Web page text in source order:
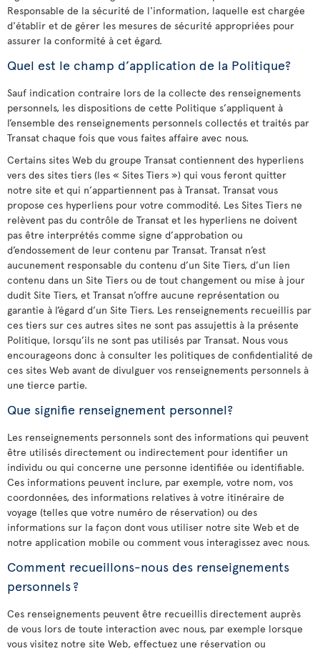
Responsable de la sécurité de l'information, laquelle est chargée
d'établir et de gérer les mesures de sécurité appropriées pour
assurer la conformité à cet égard.
Quel est le champ d’application de la Politique?
Sauf indication contraire lors de la collecte des renseignements
personnels, les dispositions de cette Politique s’appliquent à
l’ensemble des renseignements personnels collectés et traités par
Transat chaque fois que vous faites affaire avec nous.
Certains sites Web du groupe Transat contiennent des hyperliens
vers des sites tiers (les « Sites Tiers ») qui vous feront quitter
notre site et qui n’appartiennent pas à Transat. Transat vous
propose ces hyperliens pour votre commodité. Les Sites Tiers ne
relèvent pas du contrôle de Transat et les hyperliens ne doivent
pas être interprétés comme signe d’approbation ou
d’endossement de leur contenu par Transat. Transat n’est
aucunement responsable du contenu d’un Site Tiers, d’un lien
contenu dans un Site Tiers ou de tout changement ou mise à jour
dudit Site Tiers, et Transat n’offre aucune représentation ou
garantie à l’égard d’un Site Tiers. Les renseignements recueillis par
ces tiers sur ces autres sites ne sont pas assujettis à la présente
Politique, lorsqu’ils ne sont pas utilisés par Transat. Nous vous
encourageons donc à consulter les politiques de confidentialité de
ces sites Web avant de divulguer vos renseignements personnels à
une tierce partie.
Que signifie renseignement personnel?
Les renseignements personnels sont des informations qui peuvent
être utilisés directement ou indirectement pour identifier un
individu ou qui concerne une personne identifiée ou identifiable.
Ces informations peuvent inclure, par exemple, votre nom, vos
coordonnées, des informations relatives à votre itinéraire de
voyage (telles que votre numéro de réservation) ou des
informations sur la façon dont vous utiliser notre site Web et de
notre application mobile ou comment vous interagissez avec nous.
Comment recueillons-nous des renseignements
personnels ?
Ces renseignements peuvent être recueillis directement auprès
de vous lors de toute interaction avec nous, par exemple lorsque
vous visitez notre site Web, effectuez une réservation ou